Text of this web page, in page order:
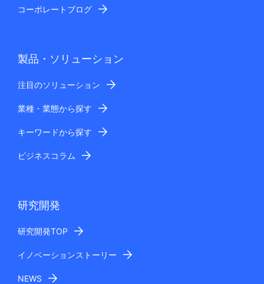
コーポレートブログ
製品・ソリューション
注目のソリューション
業種・業態から探す
キーワードから探す
ビジネスコラム
研究開発
研究開発TOP
イノベーションストーリー
NEWS